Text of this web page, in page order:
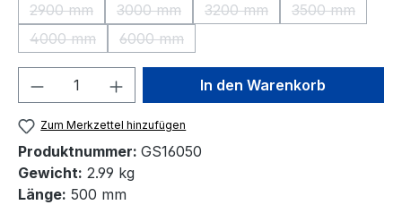
2900 mm
(Diese Option ist zurzeit nicht verfügbar.)
3000 mm
(Diese Option ist zurzeit nicht verfügbar.)
3200 mm
(Diese Option ist zurzeit
3500 mm
(Diese
4000 mm
(Diese Option ist zurzeit nicht verfügbar.)
6000 mm
(Diese Option ist zurzeit nicht verfügbar.)
Produkt Anzahl: Gib denIn den Warenkorb
Zum Merkzettel hinzufügen
Produktnummer: GS16050
Gewicht: 2.99 kg
Länge: 500 mm